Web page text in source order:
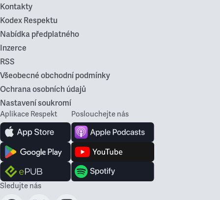
Kontakty
Kodex Respektu
Nabídka předplatného
Inzerce
RSS
Všeobecné obchodní podmínky
Ochrana osobních údajů
Nastavení soukromí
Aplikace Respekt Poslouchejte nás
Sledujte nás